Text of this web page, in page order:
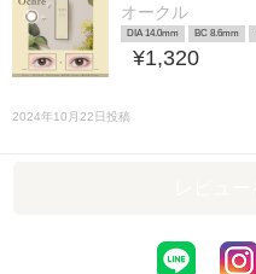
オークル
DIA 14.0mm BC 8.6mm
¥1,320
2024年10月22日投稿